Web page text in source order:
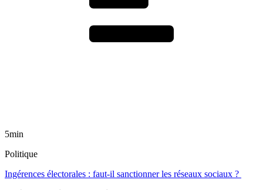
5min
Politique
Ingérences électorales : faut-il sanctionner les réseaux sociaux ?